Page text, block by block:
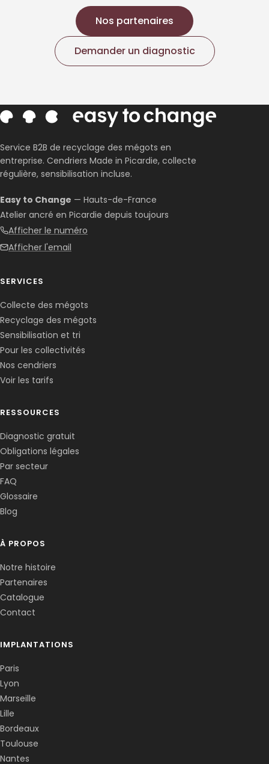
Nos partenaires
Demander un diagnostic
Service B2B de recyclage des mégots en
entreprise. Cendriers Made in Picardie, collecte
régulière, sensibilisation incluse.
Easy to Change — Hauts-de-France
Atelier ancré en Picardie depuis toujours
Afficher le numéro
Afficher l'email
SERVICES
Collecte des mégots
Recyclage des mégots
Sensibilisation et tri
Pour les collectivités
Nos cendriers
Voir les tarifs
RESSOURCES
Diagnostic gratuit
Obligations légales
Par secteur
FAQ
Glossaire
Blog
À PROPOS
Notre histoire
Partenaires
Catalogue
Contact
IMPLANTATIONS
Paris
Lyon
Marseille
Lille
Bordeaux
Toulouse
Nantes
Corentin · Easy to Change